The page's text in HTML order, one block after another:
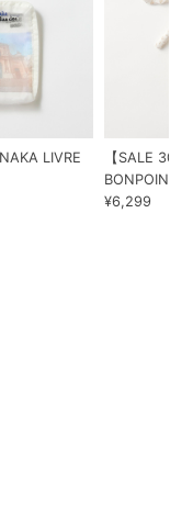
LIVRE
【SALE
BONPOINT
¥6,299